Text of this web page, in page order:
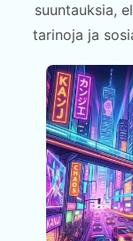
suuntauksia,
tarinoja ja